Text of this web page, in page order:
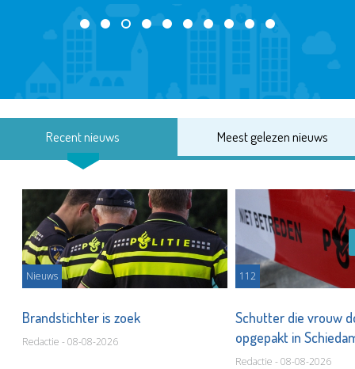
Recent nieuws Meest gelezen nieuws
Nieuws
Brandstichter is zoek
Redactie - 08-08-2026
112
Schutter die vrouw
opgepakt in
Redactie - 08-08-2026